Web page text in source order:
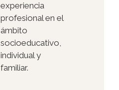
experiencia
profesional en el
ámbito
socioeducativo,
individual y
familiar.